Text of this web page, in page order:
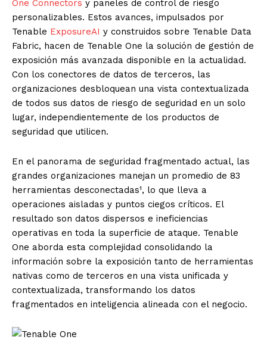
One Connectors y paneles de control de riesgo
personalizables. Estos avances, impulsados por
Tenable ExposureAI y construidos sobre Tenable Data
Fabric, hacen de Tenable One la solución de gestión de
exposición más avanzada disponible en la actualidad.
Con los conectores de datos de terceros, las
organizaciones desbloquean una vista contextualizada
de todos sus datos de riesgo de seguridad en un solo
lugar, independientemente de los productos de
seguridad que utilicen.
En el panorama de seguridad fragmentado actual, las
grandes organizaciones manejan un promedio de 83
herramientas desconectadas¹, lo que lleva a
operaciones aisladas y puntos ciegos críticos. El
resultado son datos dispersos e ineficiencias
operativas en toda la superficie de ataque. Tenable
One aborda esta complejidad consolidando la
información sobre la exposición tanto de herramientas
nativas como de terceros en una vista unificada y
contextualizada, transformando los datos
fragmentados en inteligencia alineada con el negocio.